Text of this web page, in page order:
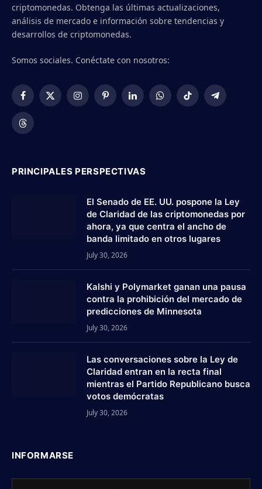
criptomonedas. Obtenga las últimas actualizaciones,
análisis de mercado e información sobre tendencias y
desarrollos de criptomonedas.
Somos sociales. Conéctate con nosotros:
Facebook
X
InstagramPinterestLinkedInWhatsApp
TikTok Telegram
Threads
PRINCIPALES PERSPECTIVAS
El Senado de EE. UU. pospone la Ley
de Claridad de las criptomonedas por
ahora, ya que centra el ancho de
banda limitado en otros lugares
July 30, 2026
Kalshi y Polymarket ganan una pausa
contra la prohibición del mercado de
predicciones de Minnesota
July 30, 2026
Las conversaciones sobre la Ley de
Claridad entran en la recta final
mientras el Partido Republicano busca
votos demócratas
July 30, 2026
INFORMARSE